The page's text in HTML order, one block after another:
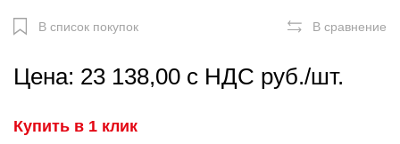
В список покупок В сравнение
Цена: 23 138,00 с НДС руб./шт.
Купить в 1 клик